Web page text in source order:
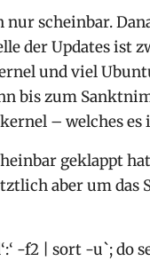
scheinbar.
der Updates ist
und viel
bis zum
– welches
geklappt
aber um das
-f2 | sort -u`; do